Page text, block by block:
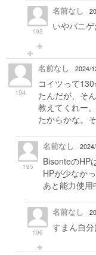
193
名前なし
いやバニ
194
名前なし 2024/
コイツって
たんだが、そ
教えてくれー
たからかな。
195
名前なし
BisonteのHP
HPが少なか
あと能力使
196
名前なし
すまん自